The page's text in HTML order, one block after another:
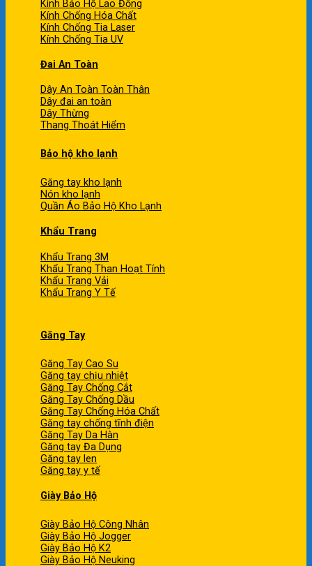
Kính Bảo Hộ Lao Động
Kính Chống Hóa Chất
Kính Chống Tia Laser
Kính Chống Tia UV
Đai An Toàn
Dây An Toàn Toàn Thân
Dây đai an toàn
Dây Thừng
Thang Thoát Hiểm
Bảo hộ kho lạnh
Găng tay kho lạnh
Nón kho lạnh
Quần Áo Bảo Hộ Kho Lạnh
Khẩu Trang
Khẩu Trang 3M
Khẩu Trang Than Hoạt Tính
Khẩu Trang Vải
Khẩu Trang Y Tế
Găng Tay
Găng Tay Cao Su
Găng tay chịu nhiệt
Găng Tay Chống Cắt
Găng Tay Chống Dầu
Găng Tay Chống Hóa Chất
Găng tay chống tĩnh điện
Găng Tay Da Hàn
Găng tay Đa Dụng
Găng tay len
Găng tay y tế
Giày Bảo Hộ
Giày Bảo Hộ Công Nhân
Giày Bảo Hộ Jogger
Giày Bảo Hộ K2
Giày Bảo Hộ Neuking